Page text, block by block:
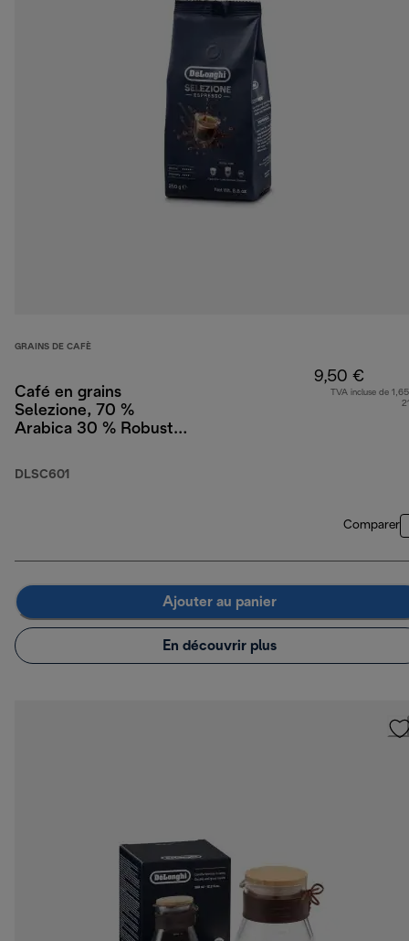
GRAINS DE CAFÈ
Café en grains
Selezione, 70 %
Arabica 30 % Robusta,
DLSC601
9,50 €
TVA incluse de
Comparer
Ajouter au panier
En découvrir plus